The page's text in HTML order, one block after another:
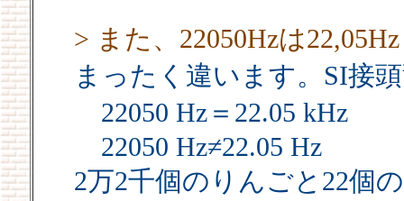
> また、22050Hzは
まったく違います。SI接
22050 Hz＝22.05 kHz
22050 Hz≠22.05 Hz
2万2千個のりんごと22個